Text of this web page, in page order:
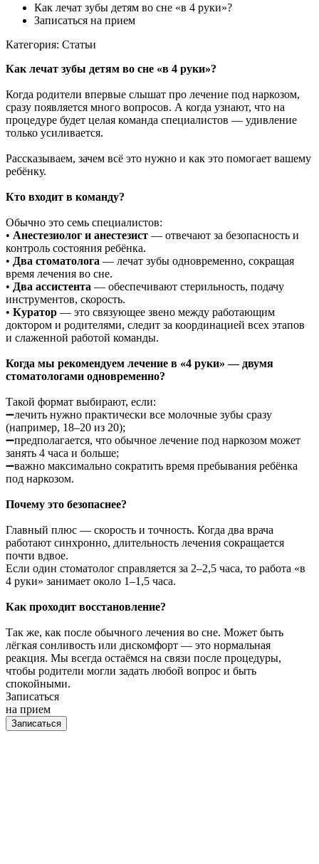
Как лечат зубы детям во сне «в 4 руки»?
Записаться на прием
Категория: Статьи
Как лечат зубы детям во сне «в 4 руки»?
Когда родители впервые слышат про лечение под наркозом,
сразу появляется много вопросов. А когда узнают, что на
процедуре будет целая команда специалистов — удивление
только усиливается.
Рассказываем, зачем всё это нужно и как это помогает вашему
ребёнку.
Кто входит в команду?
Обычно это семь специалистов:
• Анестезиолог и анестезист — отвечают за безопасность и
контроль состояния ребёнка.
• Два стоматолога — лечат зубы одновременно, сокращая
время лечения во сне.
• Два ассистента — обеспечивают стерильность, подачу
инструментов, скорость.
• Куратор — это связующее звено между работающим
доктором и родителями, следит за координацией всех этапов
и слаженной работой команды.
Когда мы рекомендуем лечение в «4 руки» — двумя
стоматологами одновременно?
Такой формат выбирают, если:
➖лечить нужно практически все молочные зубы сразу
(например, 18–20 из 20);
➖предполагается, что обычное лечение под наркозом может
занять 4 часа и больше;
➖важно максимально сократить время пребывания ребёнка
под наркозом.
Почему это безопаснее?
Главный плюс — скорость и точность. Когда два врача
работают синхронно, длительность лечения сокращается
почти вдвое.
Если один стоматолог справляется за 2–2,5 часа, то работа «в
4 руки» занимает около 1–1,5 часа.
Как проходит восстановление?
Так же, как после обычного лечения во сне. Может быть
лёгкая сонливость или дискомфорт — это нормальная
реакция. Мы всегда остаёмся на связи после процедуры,
чтобы родители могли задать любой вопрос и быть
спокойными.
Записаться
на прием
Записаться